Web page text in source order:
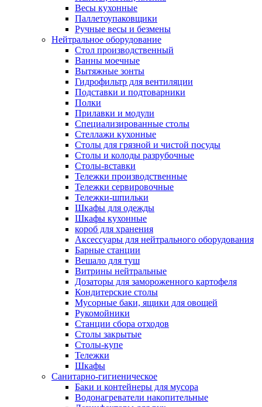
Весы кухонные
Паллетоупаковщики
Ручные весы и безмены
Нейтральное оборудование
Cтол производственный
Ванны моечные
Вытяжные зонты
Гидрофильтр для вентиляции
Подставки и подтоварники
Полки
Прилавки и модули
Специализированные столы
Стеллажи кухонные
Столы для грязной и чистой посуды
Столы и колоды разрубочные
Столы-вставки
Тележки производственные
Тележки сервировочные
Тележки-шпильки
Шкафы для одежды
Шкафы кухонные
короб для хранения
Аксессуары для нейтрального оборудования
Барные станции
Вешало для туш
Витрины нейтральные
Дозаторы для замороженного картофеля
Кондитерские столы
Мусорные баки, ящики для овощей
Рукомойники
Станции сбора отходов
Столы закрытые
Столы-купе
Тележки
Шкафы
Санитарно-гигиеническое
Баки и контейнеры для мусора
Водонагреватели накопительные